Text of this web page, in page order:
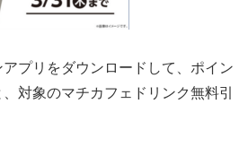
プリをダウンロードして、ポイン
対象のマチカフェドリンク無料引